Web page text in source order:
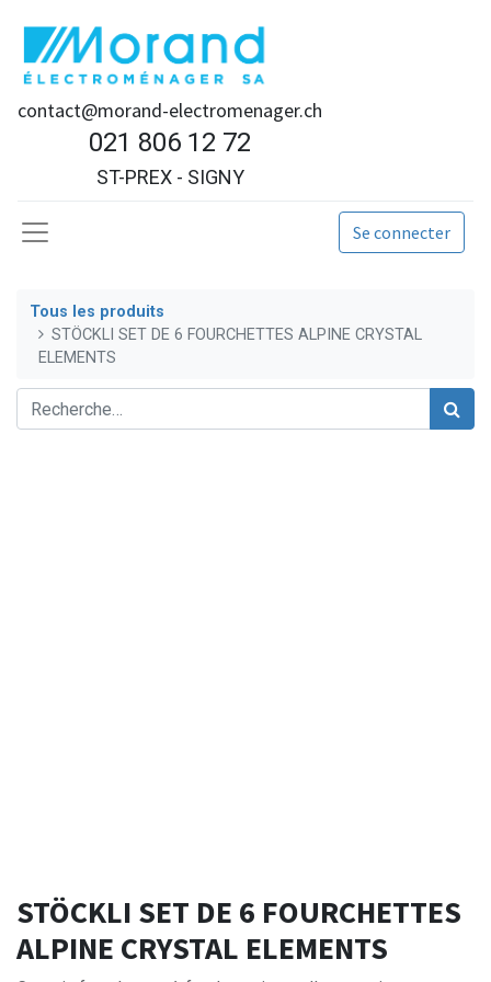
contact@morand-electromenager.ch
021 806 12 72
ST-PREX - SIGNY
Se connecter
Tous les produits
STÖCKLI SET DE 6 FOURCHETTES ALPINE CRYSTAL
ELEMENTS
STÖCKLI SET DE 6 FOURCHETTES
ALPINE CRYSTAL ELEMENTS